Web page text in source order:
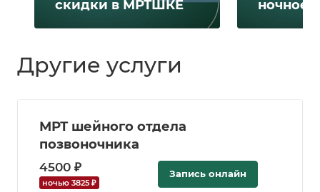
скидки в МРТШКЕ
ночное
Другие услуги
МРТ шейного отдела
позвоночника
4500 ₽
ночью 3825 ₽
Запись онлайн